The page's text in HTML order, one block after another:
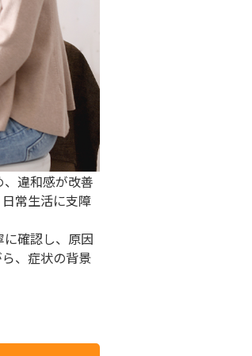
違和感が改善
常生活に支障
確認し、原因
、症状の背景